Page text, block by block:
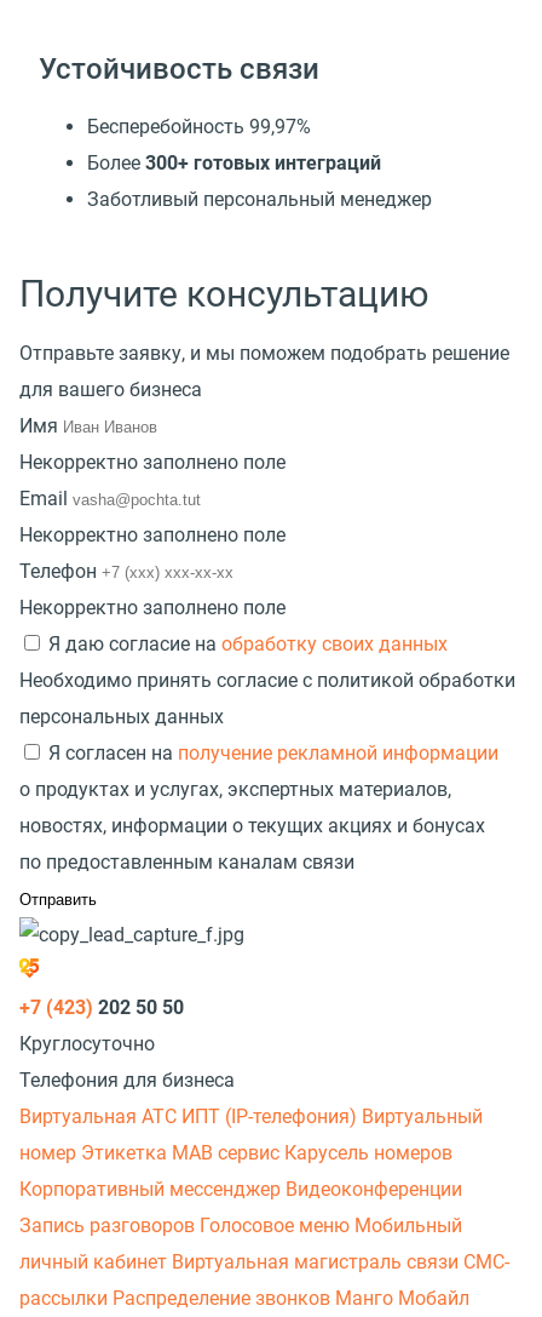
Устойчивость связи
Бесперебойность 99,97%
Более 300+ готовых интеграций
Заботливый персональный менеджер
Получите консультацию
Отправьте заявку, и мы поможем подобрать решение
для вашего бизнеса
Имя
Некорректно заполнено поле
Email
Некорректно заполнено поле
Телефон
Некорректно заполнено поле
Я даю согласие на обработку своих данных
Необходимо принять согласие с политикой обработки
персональных данных
Я согласен на получение рекламной информации
о продуктах и услугах, экспертных материалов,
новостях, информации о текущих акциях и бонусах
по предоставленным каналам связи
+7 (423) 202 50 50
Круглосуточно
Телефония для бизнеса
Виртуальная АТС ИПТ (IP-телефония) Виртуальный
номер Этикетка МАВ сервис Карусель номеров
Корпоративный мессенджер Видеоконференции
Запись разговоров Голосовое меню Мобильный
личный кабинет Виртуальная магистраль связи СМС-
рассылки Распределение звонков Манго Мобайл